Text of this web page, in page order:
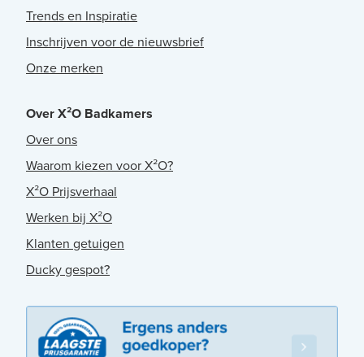
Trends en Inspiratie
Inschrijven voor de nieuwsbrief
Onze merken
Over X²O Badkamers
Over ons
Waarom kiezen voor X²O?
X²O Prijsverhaal
Werken bij X²O
Klanten getuigen
Ducky gespot?